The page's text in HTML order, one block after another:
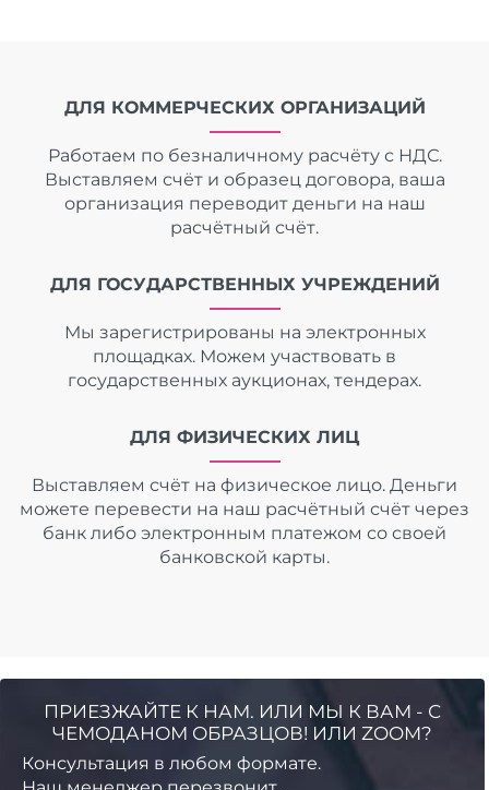
ДЛЯ КОММЕРЧЕСКИХ ОРГАНИЗАЦИЙ
Работаем по безналичному расчёту с НДС.
Выставляем счёт и образец договора, ваша
организация переводит деньги на наш
расчётный счёт.
ДЛЯ ГОСУДАРСТВЕННЫХ УЧРЕЖДЕНИЙ
Мы зарегистрированы на электронных
площадках. Можем участвовать в
государственных аукционах, тендерах.
ДЛЯ ФИЗИЧЕСКИХ ЛИЦ
Выставляем счёт на физическое лицо. Деньги
можете перевести на наш расчётный счёт через
банк либо электронным платежом со своей
банковской карты.
ПРИЕЗЖАЙТЕ К НАМ. ИЛИ МЫ К ВАМ - С
ЧЕМОДАНОМ ОБРАЗЦОВ! ИЛИ ZOOM?
Консультация в любом формате.